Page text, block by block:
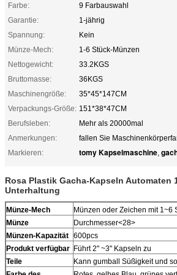
Farbe:
9 Farbauswahl
Garantie:
1-jährig
Spannung:
Kein
Münze-Mech:
1-6 Stück-Münzen
Nettogewicht:
33.2KGS
Bruttomasse:
36KGS
Maschinengröße:
35*45*147CM
Verpackungs-Größe: 151*38*47CM
Berufsleben:
Mehr als 20000mal
Anmerkungen:
fallen Sie
Markieren:
tomy Kapselmaschine,
Rosa Plastik Gacha-Kapseln Automaten
Unterhaltung
Münze-Mech
Münzen oder Zeichen mit 1~6
Münze
Durchmesser<28>
Münzen-Kapazität 600pcs
Produkt verfügbar Führt 2" ~3" Kapseln zu
Teile
Kann gumball Süßigkeit und